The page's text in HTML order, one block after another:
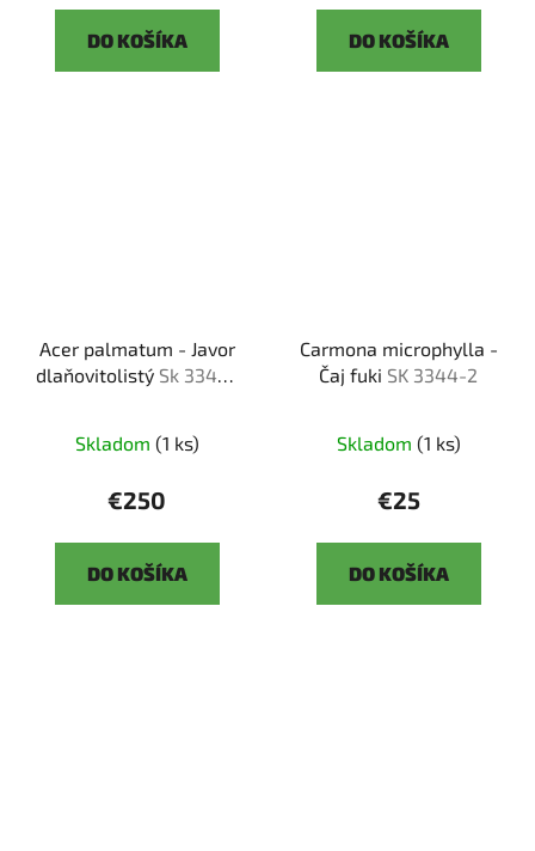
DO KOŠÍKA DO KOŠÍKA
Acer palmatum - Javor
dlaňovitolistý Sk 3344-
Skladom (1 ks)
€250
DO KOŠÍKA
Carmona microphylla -
Čaj fuki SK 3344-2
Skladom (1 ks)
€25
DO KOŠÍKA